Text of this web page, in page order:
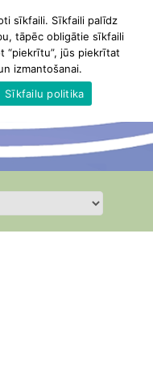
sīkfaili. Sīkfaili palīdz
tāpēc obligātie sīkfaili
“piekrītu”, jūs piekrītat
izmantošanai.
Sīkfailu politika